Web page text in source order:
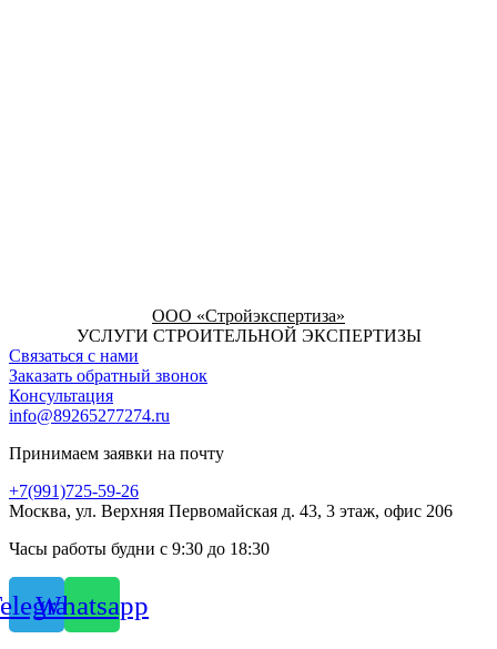
ООО «Стройэкспертиза»
УСЛУГИ СТРОИТЕЛЬНОЙ ЭКСПЕРТИЗЫ
Связаться с нами
Заказать обратный звонок
Консультация
info@89265277274.ru
Принимаем заявки на почту
+7(991)725-59-26
Москва, ул. Верхняя Первомайская д. 43, 3 этаж, офис 206
Часы работы будни с 9:30 до 18:30
Whatsapp